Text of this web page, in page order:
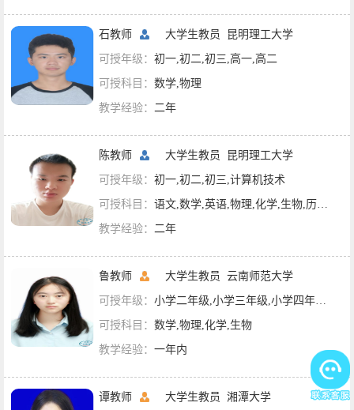
石教师 大学生教员 昆明理工大学
可授年级： 初一,初二,初三,高一,高二
可授科目： 数学,物理
教学经验： 二年
陈教师 大学生教员 昆明理工大学
可授年级： 初一,初二,初三,计算机技术
可授科目： 语文,数学,英语,物理,化学,生物,历史,地理,政治
教学经验： 二年
鲁教师 大学生教员 云南师范大学
可授年级： 小学二年级,小学三年级,小学四年级,小学五年级,初一,初二
可授科目： 数学,物理,化学,生物
教学经验： 一年内
谭教师 大学生教员 湘潭大学